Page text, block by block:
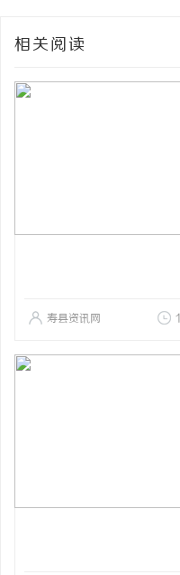
相关阅读
寿县资讯网